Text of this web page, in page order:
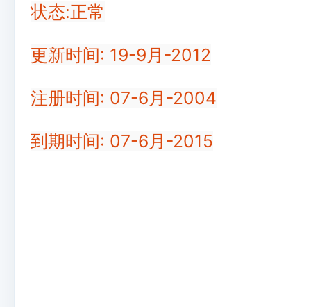
状态:正常
更新时间: 19-9月-2012
注册时间: 07-6月-2004
到期时间: 07-6月-2015